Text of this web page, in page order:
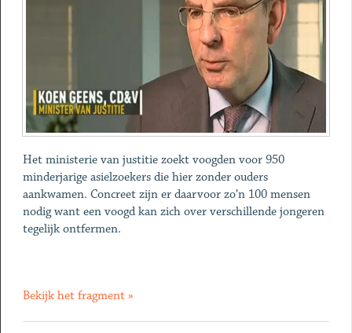
Het ministerie van justitie zoekt voogden voor 950
minderjarige asielzoekers die hier zonder ouders
aankwamen. Concreet zijn er daarvoor zo’n 100 mensen
nodig want een voogd kan zich over verschillende jongeren
tegelijk ontfermen.
Bekijk het fragment »